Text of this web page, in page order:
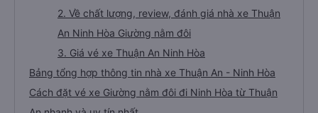
2. Về chất lượng, review, đánh giá nhà xe Thuận
An Ninh Hòa Giường nằm đôi
3. Giá vé xe Thuận An Ninh Hòa
Bảng tổng hợp thông tin nhà xe Thuận An - Ninh Hòa
Cách đặt vé xe Giường nằm đôi đi Ninh Hòa từ Thuận